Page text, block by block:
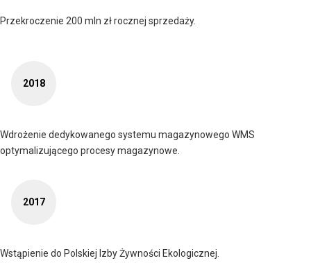
Przekroczenie 200 mln zł rocznej sprzedaży.
2018
Wdrożenie dedykowanego systemu magazynowego WMS
optymalizującego procesy magazynowe.
2017
Wstąpienie do Polskiej Izby Żywności Ekologicznej.